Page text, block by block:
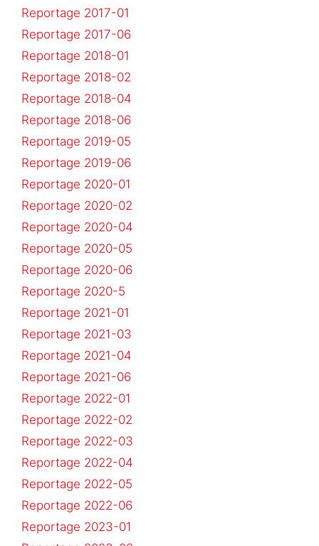
Reportage 2017-01
Reportage 2017-06
Reportage 2018-01
Reportage 2018-02
Reportage 2018-04
Reportage 2018-06
Reportage 2019-05
Reportage 2019-06
Reportage 2020-01
Reportage 2020-02
Reportage 2020-04
Reportage 2020-05
Reportage 2020-06
Reportage 2020-5
Reportage 2021-01
Reportage 2021-03
Reportage 2021-04
Reportage 2021-06
Reportage 2022-01
Reportage 2022-02
Reportage 2022-03
Reportage 2022-04
Reportage 2022-05
Reportage 2022-06
Reportage 2023-01